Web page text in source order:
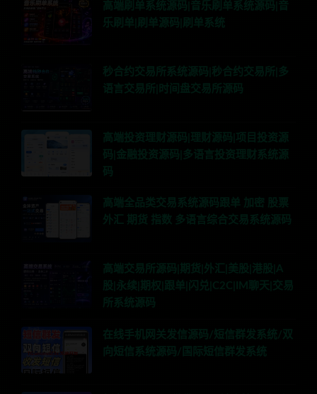
高端刷单系统源码|音乐刷单系统源码|音
乐刷单|刷单源码|刷单系统
秒合约交易所系统源码|秒合约交易所|多
语言交易所|时间盘交易所源码
高端投资理财源码|理财源码|项目投资源
码|金融投资源码|多语言投资理财系统源
码
高端全品类交易系统源码跟单 加密 股票
外汇 期货 指数 多语言综合交易系统源码
高端交易所源码|期货|外汇|美股|港股|A
股|永续|期权|跟单|闪兑|C2C|IM聊天|交易
所系统源码
在线手机网关发信源码/短信群发系统/双
向短信系统源码/国际短信群发系统